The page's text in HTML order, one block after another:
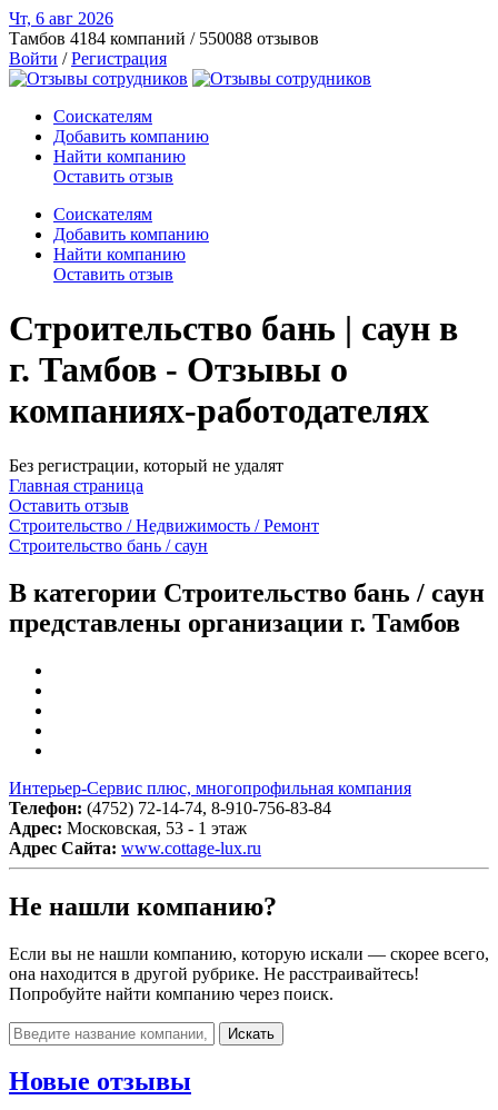
Чт, 6 авг 2026
Тамбов 4184 компаний / 550088 отзывов
Войти /Регистрация
Соискателям
Добавить компанию
Найти компанию
Оставить отзыв
Соискателям
Добавить компанию
Найти компанию
Оставить отзыв
Строительство бань | саун в
г. Тамбов - Отзывы о
компаниях-работодателях
Без регистрации, который не удалят
Главная страница
Оставить отзыв
Строительство / Недвижимость / Ремонт
Строительство бань / саун
В категории Строительство бань / саун
представлены организации г. Тамбов
Интерьер-Сервис плюс, многопрофильная компания
Телефон: (4752) 72-14-74, 8-910-756-83-84
Адрес: Московская, 53 - 1 этаж
Адрес Сайта: www.cottage-lux.ru
Не нашли компанию?
Если вы не нашли компанию, которую искали — скорее всего,
она находится в другой рубрике. Не расстраивайтесь!
Попробуйте найти компанию через поиск.
Искать
Новые отзывы